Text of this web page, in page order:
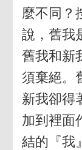
麼不同？
說，舊我
舊我和新
須棄絕。
新我卻得
加到裡面
結的『我